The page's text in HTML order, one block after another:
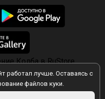
работал лучше. Оставаясь с
файлов куки.